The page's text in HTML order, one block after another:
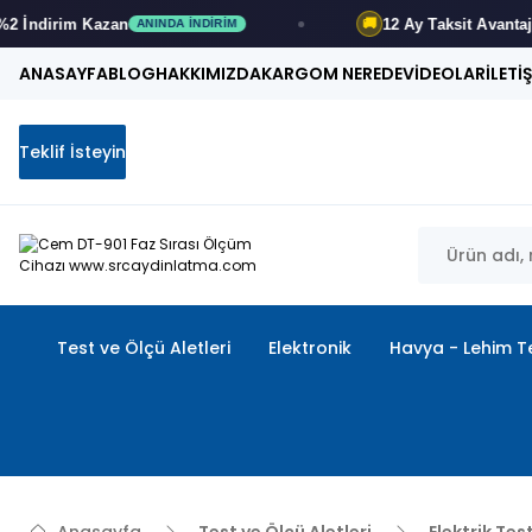
Kazan ANINDA İNDIRIM 🚚 12 AyTaksit Avantajı
ANASAYFABLOGHAKKIMIZDAKARGOM NEREDEVİDEOLAR
Teklif İsteyin
Test ve Ölçü Aletleri Elektronik Havya - Lehim